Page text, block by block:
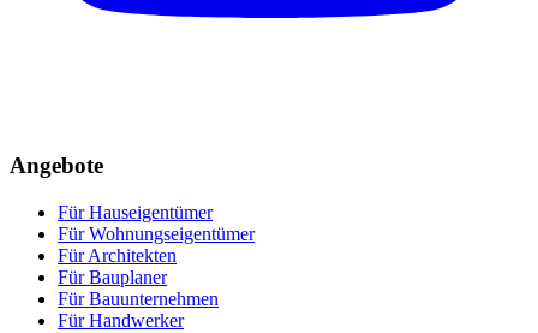
Angebote
Für Hauseigentümer
Für Wohnungseigentümer
Für Architekten
Für Bauplaner
Für Bauunternehmen
Für Handwerker